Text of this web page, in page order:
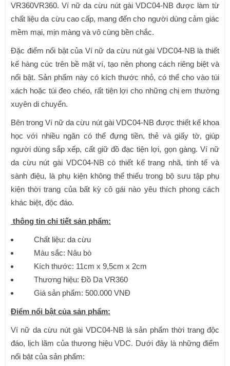
VR360VR360. Ví nữ da cừu nút gài VDC04-NB được làm từ
chất liệu da cừu cao cấp, mang đến cho người dùng cảm giác
mềm mại, mịn màng và vô cùng bền chắc.
Đặc điểm nổi bật của Ví nữ da cừu nút gài VDC04-NB là thiết
kế hàng cúc trên bề mặt ví, tạo nên phong cách riêng biệt và
nổi bật. Sản phẩm này có kích thước nhỏ, có thể cho vào túi
xách hoặc túi đeo chéo, rất tiện lợi cho những chị em thường
xuyên di chuyển.
Bên trong Ví nữ da cừu nút gài VDC04-NB được thiết kế khoa
học với nhiều ngăn có thể đựng tiền, thẻ và giấy tờ, giúp
người dùng sắp xếp, cất giữ đồ đạc tiện lợi, gọn gàng. Ví nữ
da cừu nút gài VDC04-NB có thiết kế trang nhã, tinh tế và
sành điệu, là phụ kiện không thể thiếu trong bộ sưu tập phụ
kiện thời trang của bất kỳ cô gái nào yêu thích phong cách
khác biệt, độc đáo.
thông tin chi tiết sản phẩm:
Chất liệu: da cừu
Màu sắc: Nâu bò
Kích thước: 11cm x 9,5cm x 2cm
Thương hiệu: Đồ Da VR360
Giá sản phẩm: 500.000 VNĐ
Điểm nổi bật của sản phẩm:
Ví nữ da cừu nút gài VDC04-NB là sản phẩm thời trang độc
đáo, lịch lãm của thương hiệu VDC. Dưới đây là những điểm
nổi bật của sản phẩm: